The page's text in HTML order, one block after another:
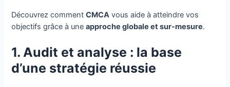
Découvrez commentCMCA vous aide à atteindre vos
objectifs grâce à uneapproche globale et sur-mesure.
1. Audit et analyse : la base
d’une stratégie réussie